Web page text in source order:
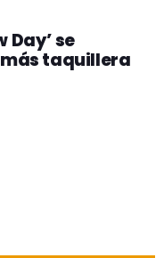
Day’ se
taquillera